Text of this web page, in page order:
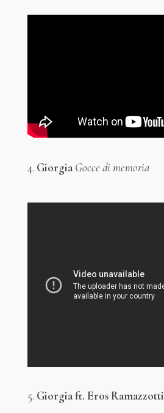
4. Giorgia Gocce di memoria
5. Giorgia ft. Eros Ramazzotti